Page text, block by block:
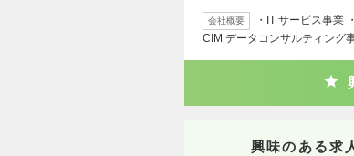
会社概要
・IT サービス事業
CIM データコンサルティング
興味のある求